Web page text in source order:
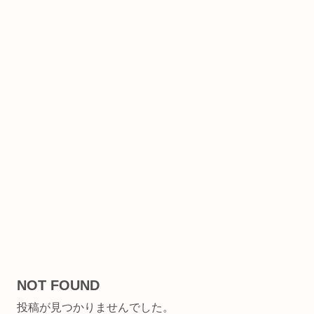
NOT FOUND
投稿が見つかりませんでした。